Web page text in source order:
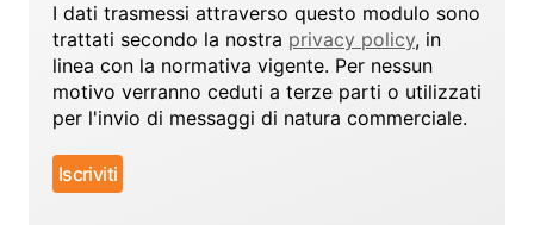
I dati trasmessi attraverso questo modulo sono
trattati secondo la nostra privacy policy, in
linea con la normativa vigente. Per nessun
motivo verranno ceduti a terze parti o utilizzati
per l'invio di messaggi di natura commerciale.